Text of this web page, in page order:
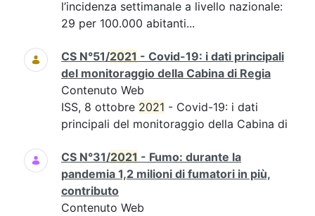
l’incidenza settimanale a livello nazionale:
29 per 100.000 abitanti...
CS N°51/2021 - Covid-19: i dati principali
del monitoraggio della Cabina di Regia
Contenuto Web
ISS, 8 ottobre 2021 - Covid-19: i dati
principali del monitoraggio della Cabina di
CS N°31/2021 - Fumo: durante la
pandemia 1,2 milioni di fumatori in più,
contributo
Contenuto Web